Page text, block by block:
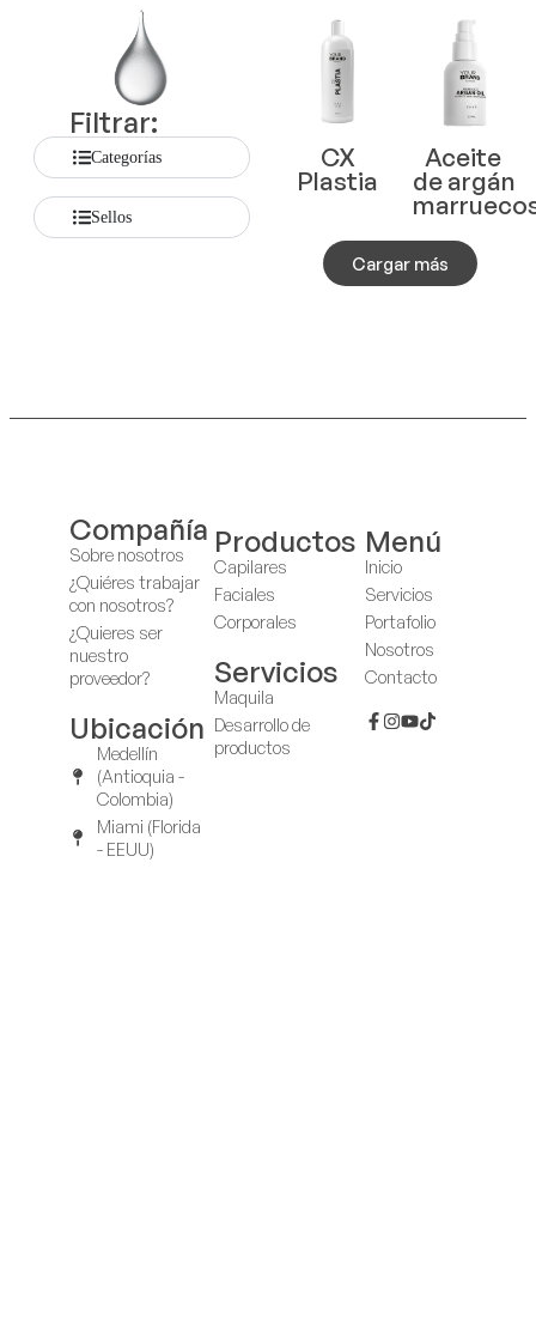
Filtrar:
Categorías
Sellos
CX
Plastia
Aceite
de argán
Cargar más
Compañía
Sobre nosotros
¿Quiéres trabajar
con nosotros?
¿Quieres ser
nuestro
proveedor?
Ubicación
Medellín
(Antioquia -
Colombia)
Miami (Florida
- EEUU)
Productos
Capilares
Faciales
Corporales
Servicios
Maquila
Desarrollo de
productos
Menú
Inicio
Servicios
Portafolio
Nosotros
Contacto